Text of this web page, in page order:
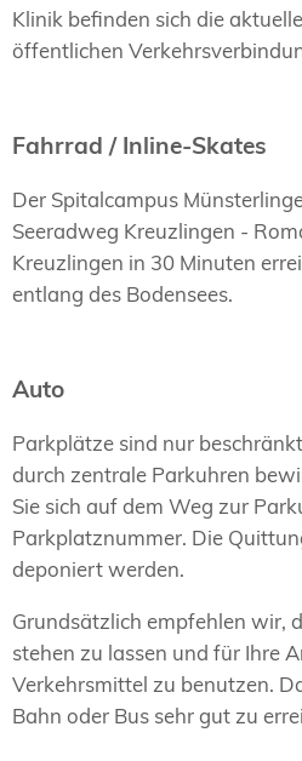
Klinik befinden sich die
öffentlichen
Fahrrad / Inline-Skates
Der Spitalcampus
Seeradweg Kreuzlingen -
Kreuzlingen in 30 Minuten
entlang des Bodensees.
Auto
Parkplätze sind nur
durch zentrale Parkuhren
Sie sich auf dem Weg zur
Parkplatznummer. Die
deponiert werden.
Grundsätzlich empfehlen wir,
stehen zu lassen und für Ihre
Verkehrsmittel zu benutzen.
Bahn oder Bus sehr gut zu